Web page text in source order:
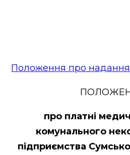
Положення про надання
про платні
комунального
підприємства